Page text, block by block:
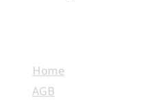
Home
AGB